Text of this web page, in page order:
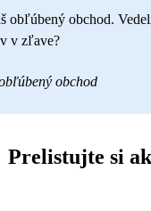
obľúbený obchod.
v zľave?
obchod
Prelistujte si